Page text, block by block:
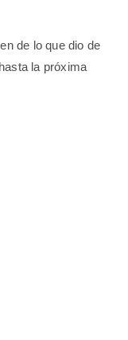
de lo que dio de
la próxima